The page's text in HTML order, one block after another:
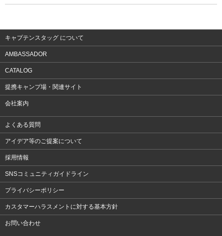
ウェア
キャプテンスタッグ について
AMBASSADOR
CATALOG
提携キャンプ場・関連サイト
会社案内
よくある質問
アイデア等のご提案について
採用情報
SNSコミュニティガイドライン
プライバシーポリシー
カスタマーハラスメントに対する基本方針
お問い合わせ